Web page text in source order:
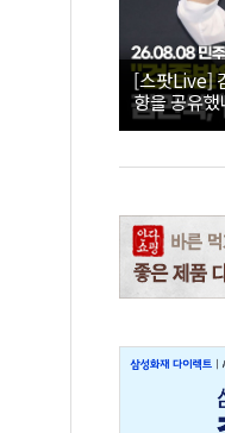
[스팟Live]
향을 공유
26.08.08 더